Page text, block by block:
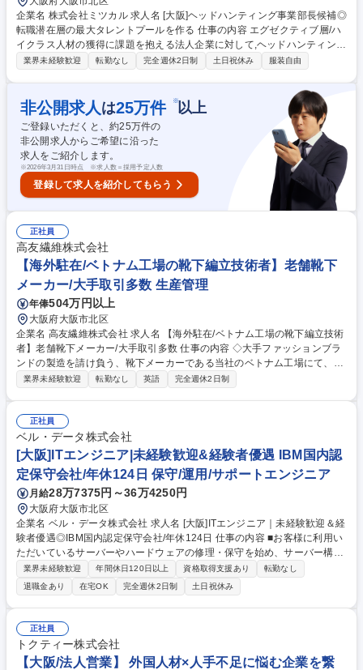
企業名 株式会社ミツカル 求人名 [大阪]ヘッドハンティング事業部長候補◎
転職潜在層の最大タレントプールを作る 仕事の内容 エグゼクティブ層/ハ
イクラス人材の獲得に課題を抱える法人企業に対して,ヘッドハンティング
サービスの導入を提案いただきます。単なるプロダクトセールスではなく,
の成長に資する深い示唆と,最適なタレントソリューションを提供する役割
を担います！ ■経営者/人事責任者クラスへのダイレクトアプローチ(コー
ルドリーチ/デジタルチャネル/アライアンス等) ■クライアントの経営・採
用課題の本質的なヒアリング・構造化 ■サーチ型人材獲得支援の導入提案
(タレントアクイジション戦略の共創) ■商談設計~クロージングまでのプロ
ジェクトマネジメント 募集職種 [大阪]ヘッドハンティング事業部長候補◎
転職潜在層の最大タレントプールを作る
業界未経験歓迎 転勤なし 完全週休2日制 土日祝休み 服装自由
非公開求人 は25万件 ※以上
ご登録いただくと、約25万件の
非公開求人からご希望に沿った
求人をご紹介します。
※2026年3月31日時点 ※求人数＝採用予定人数
登録して求人を紹介してもらう
正社員
高友繊維株式会社
【海外駐在/ベトナム工場の靴下編立技術者】老舗靴下
メーカー/大手取引多数 生産管理
年俸504万円以上
大阪府大阪市北区
企業名 高友繊維株式会社 求人名 【海外駐在/ベトナム工場の靴下編立技術
者】老舗靴下メーカー/大手取引多数 仕事の内容 ◇大手ファッションブラ
ンドの製造を請け負う、靴下メーカーである当社のベトナム工場にて、編
立技術指導をお任せいたします。繊維の技術を現地へ落とし込む様な志を
成等 ■サンプル確認・承認 ■外部検査機関への検査 ■商品品質管理、工場
工程管理指導 【教育体制】入社後3か月程度はOJTを中心に研修がありま
す。座学で商品知識講座や内勤業務を担いながら、少しずつ仕事を覚えて
いただきます。 募集職種 【海外駐在/ベトナム工場の靴下編立技術者】老
舗靴下メーカー/大手取引多数
業界未経験歓迎 転勤なし 英語 完全週休2日制
正社員
ベル・データ株式会社
[大阪]ITエンジニア|未経験歓迎&経験者優遇 IBM国内認
定保守会社/年休124日 保守/運用/サポートエンジニア
月給28万7375円～36万4250円
大阪府大阪市北区
企業名 ベル・データ株式会社 求人名 [大阪]ITエンジニア｜未経験歓迎＆経
験者優遇◎IBM国内認定保守会社/年休124日 仕事の内容 ■お客様に利用い
ただいているサーバーやハードウェアの修理・保守を始め、サーバー構
築、お客様のシステム監視・運用・管理業務をお任せいたします。IT関連
専門知識が身に付きます。 《具体的には》システム導入のための構築、キ
ッティング作業、納品作業/システムメンテナンス、故障対応(お客様先に
訪問し、作業)/問い合わせ対応、サービスデスク業務を担当していただき
ます。慣れてきた際には営業と一緒にプロジェクトマネジメントも担って
いただけます。 募集職種 [大阪]ITエンジニア｜未経験歓迎＆経験者優遇◎I
BM国内認定保守会社/年休124日
業界未経験歓迎 年間休日120日以上 資格取得支援あり
転勤なし
退職金あり
在宅OK 完全週休2日制 土日祝休み
正社員
トクティー株式会社
【大阪/法人営業】 外国人材×人手不足に悩む企業を繋